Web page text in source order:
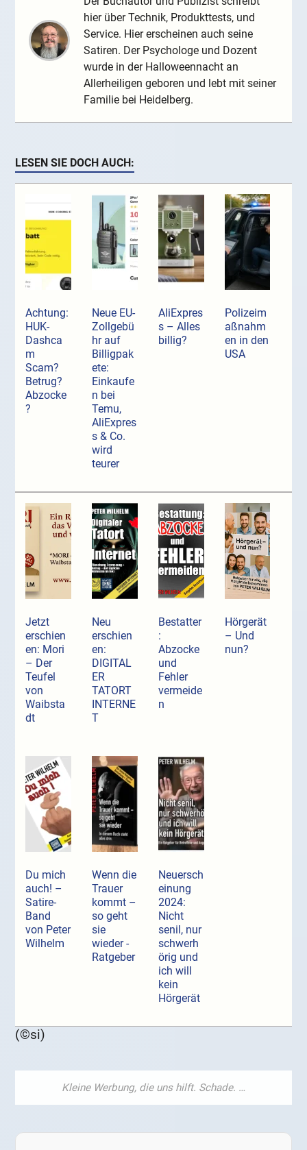
hier über Technik, Produkttests, und
Service. Hier erscheinen auch seine
Satiren. Der Psychologe und Dozent
wurde in der Halloweennacht an
Allerheiligen geboren und lebt mit seiner
Familie bei Heidelberg.
LESEN SIE DOCH AUCH:
Achtung:
HUK-
Dashca
m
Scam?
Betrug?
Abzocke
?
Neue EU-
Zollgebü
hr auf
Billigpak
ete:
Einkaufe
n bei
Temu,
AliExpres
s & Co.
wird
teurer
AliExpres
s – Alles
billig?
Polizeim
aßnahm
en in den
USA
Jetzt
erschien
en: Mori
– Der
Teufel
von
Waibsta
dt
Neu
erschien
en:
DIGITAL
ER
TATORT
INTERNE
T
Bestatter
:
Abzocke
und
Fehler
vermeide
n
Hörgerät
– Und
nun?
Du mich
auch! –
Satire-
Band
von Peter
Wilhelm
Wenn die
Trauer
kommt –
so geht
sie
wieder -
Ratgeber
Neuersch
einung
2024:
Nicht
senil, nur
schwerh
örig und
ich will
kein
Hörgerät
(©si)